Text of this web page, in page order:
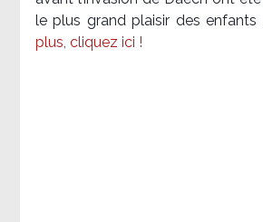
le plus grand plaisir des enfants
plus, cliquez ici !